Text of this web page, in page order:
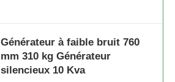
Générateur à faible bruit 760
mm 310 kg Générateur
silencieux 10 Kva